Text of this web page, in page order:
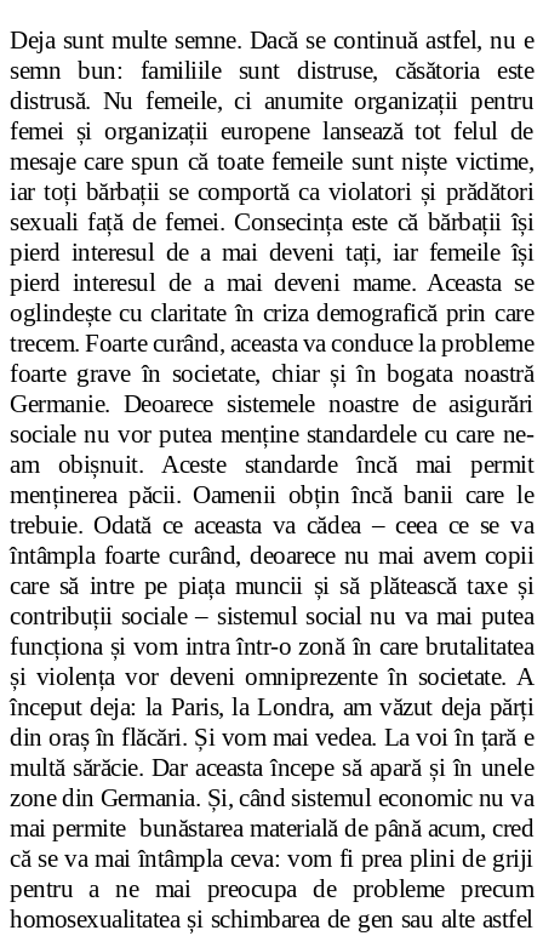
Deja sunt multe semne. Dacă se continuă astfel, nu e
semn bun: familiile sunt distruse, căsătoria este
distrusă. Nu femeile, ci anumite organizații pentru
femei și organizații europene lansează tot felul de
mesaje care spun că toate femeile sunt niște victime,
iar toți bărbații se comportă ca violatori și prădători
sexuali față de femei. Consecința este că bărbații își
pierd interesul de a mai deveni tați, iar femeile își
pierd interesul de a mai deveni mame. Aceasta se
oglindește cu claritate în criza demografică prin care
trecem. Foarte curând, aceasta va conduce la probleme
foarte grave în societate, chiar și în bogata noastră
Germanie. Deoarece sistemele noastre de asigurări
sociale nu vor putea menține standardele cu care ne-
am obișnuit. Aceste standarde încă mai permit
menținerea păcii. Oamenii obțin încă banii care le
trebuie. Odată ce aceasta va cădea – ceea ce se va
întâmpla foarte curând, deoarece nu mai avem copii
care să intre pe piața muncii și să plătească taxe și
contribuții sociale – sistemul social nu va mai putea
funcționa și vom intra într-o zonă în care brutalitatea
și violența vor deveni omniprezente în societate. A
început deja: la Paris, la Londra, am văzut deja părți
din oraș în flăcări. Și vom mai vedea. La voi în țară e
multă sărăcie. Dar aceasta începe să apară și în unele
zone din Germania. Și, când sistemul economic nu va
mai permite bunăstarea materială de până acum, cred
că se va mai întâmpla ceva: vom fi prea plini de griji
pentru a ne mai preocupa de probleme precum
homosexualitatea și schimbarea de gen sau alte astfel